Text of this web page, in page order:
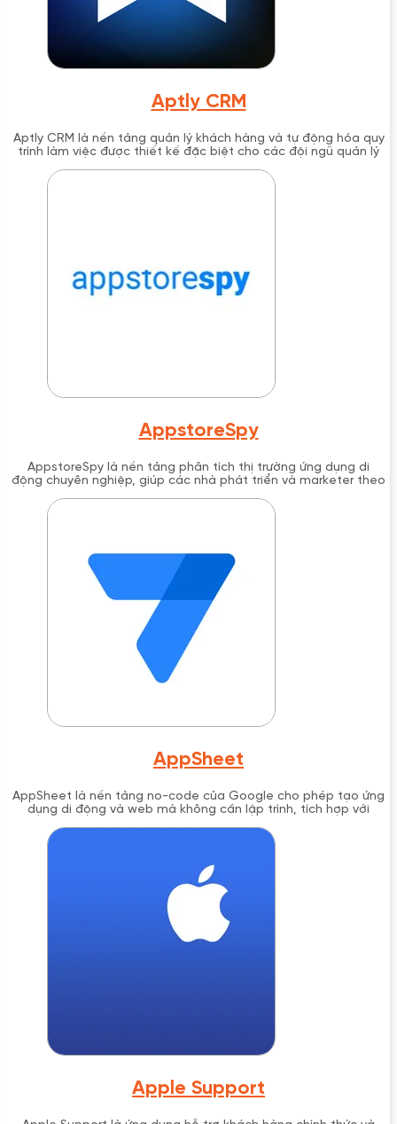
Aptly CRM
Aptly CRM là nền tảng quản lý khách hàng và tự động hóa quy
trình làm việc được thiết kế đặc biệt cho các đội ngũ quản lý
công cụ cộng tác trong một hệ thống thống nhất.
AppstoreSpy
AppstoreSpy là nền tảng phân tích thị trường ứng dụng di
động chuyên nghiệp, giúp các nhà phát triển và marketer theo
hội kinh doanh trong thị trường app.
AppSheet
AppSheet là nền tảng no-code của Google cho phép tạo ứng
dụng di động và web mà không cần lập trình, tích hợp với
Apple Support